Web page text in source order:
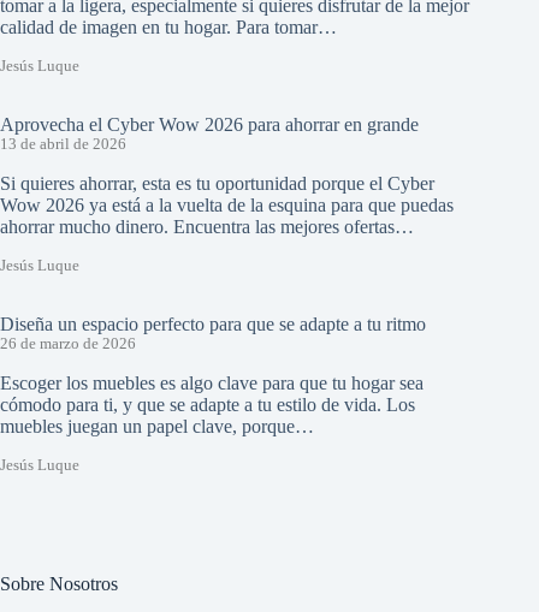
tomar a la ligera, especialmente si quieres disfrutar de la mejor
calidad de imagen en tu hogar. Para tomar…
Jesús Luque
Aprovecha el Cyber Wow 2026 para ahorrar en grande
13 de abril de 2026
Si quieres ahorrar, esta es tu oportunidad porque el Cyber
Wow 2026 ya está a la vuelta de la esquina para que puedas
ahorrar mucho dinero. Encuentra las mejores ofertas…
Jesús Luque
Diseña un espacio perfecto para que se adapte a tu ritmo
26 de marzo de 2026
Escoger los muebles es algo clave para que tu hogar sea
cómodo para ti, y que se adapte a tu estilo de vida. Los
muebles juegan un papel clave, porque…
Jesús Luque
Sobre Nosotros